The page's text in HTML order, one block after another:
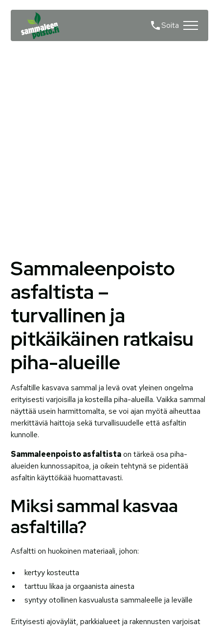
Soita
Sammaleenpoisto
asfaltista –
turvallinen ja
pitkäikäinen ratkaisu
piha-alueille
Asfaltille kasvava sammal ja levä ovat yleinen ongelma
erityisesti varjoisilla ja kosteilla piha-alueilla. Vaikka sammal
näyttää usein harmittomalta, se voi ajan myötä aiheuttaa
merkittäviä haittoja sekä turvallisuudelle että asfaltin
kunnolle.
Sammaleenpoisto asfaltistaon tärkeä osa piha-
alueiden kunnossapitoa, ja oikein tehtynä se pidentää
asfaltin käyttöikää huomattavasti.
Miksi sammal kasvaa
asfaltilla?
Asfaltti on huokoinen materiaali, johon:
kertyy kosteutta
tarttuu likaa ja orgaanista ainesta
syntyy otollinen kasvualusta sammaleelle ja levälle
Erityisesti ajoväylät, parkkialueet ja rakennusten varjoisat